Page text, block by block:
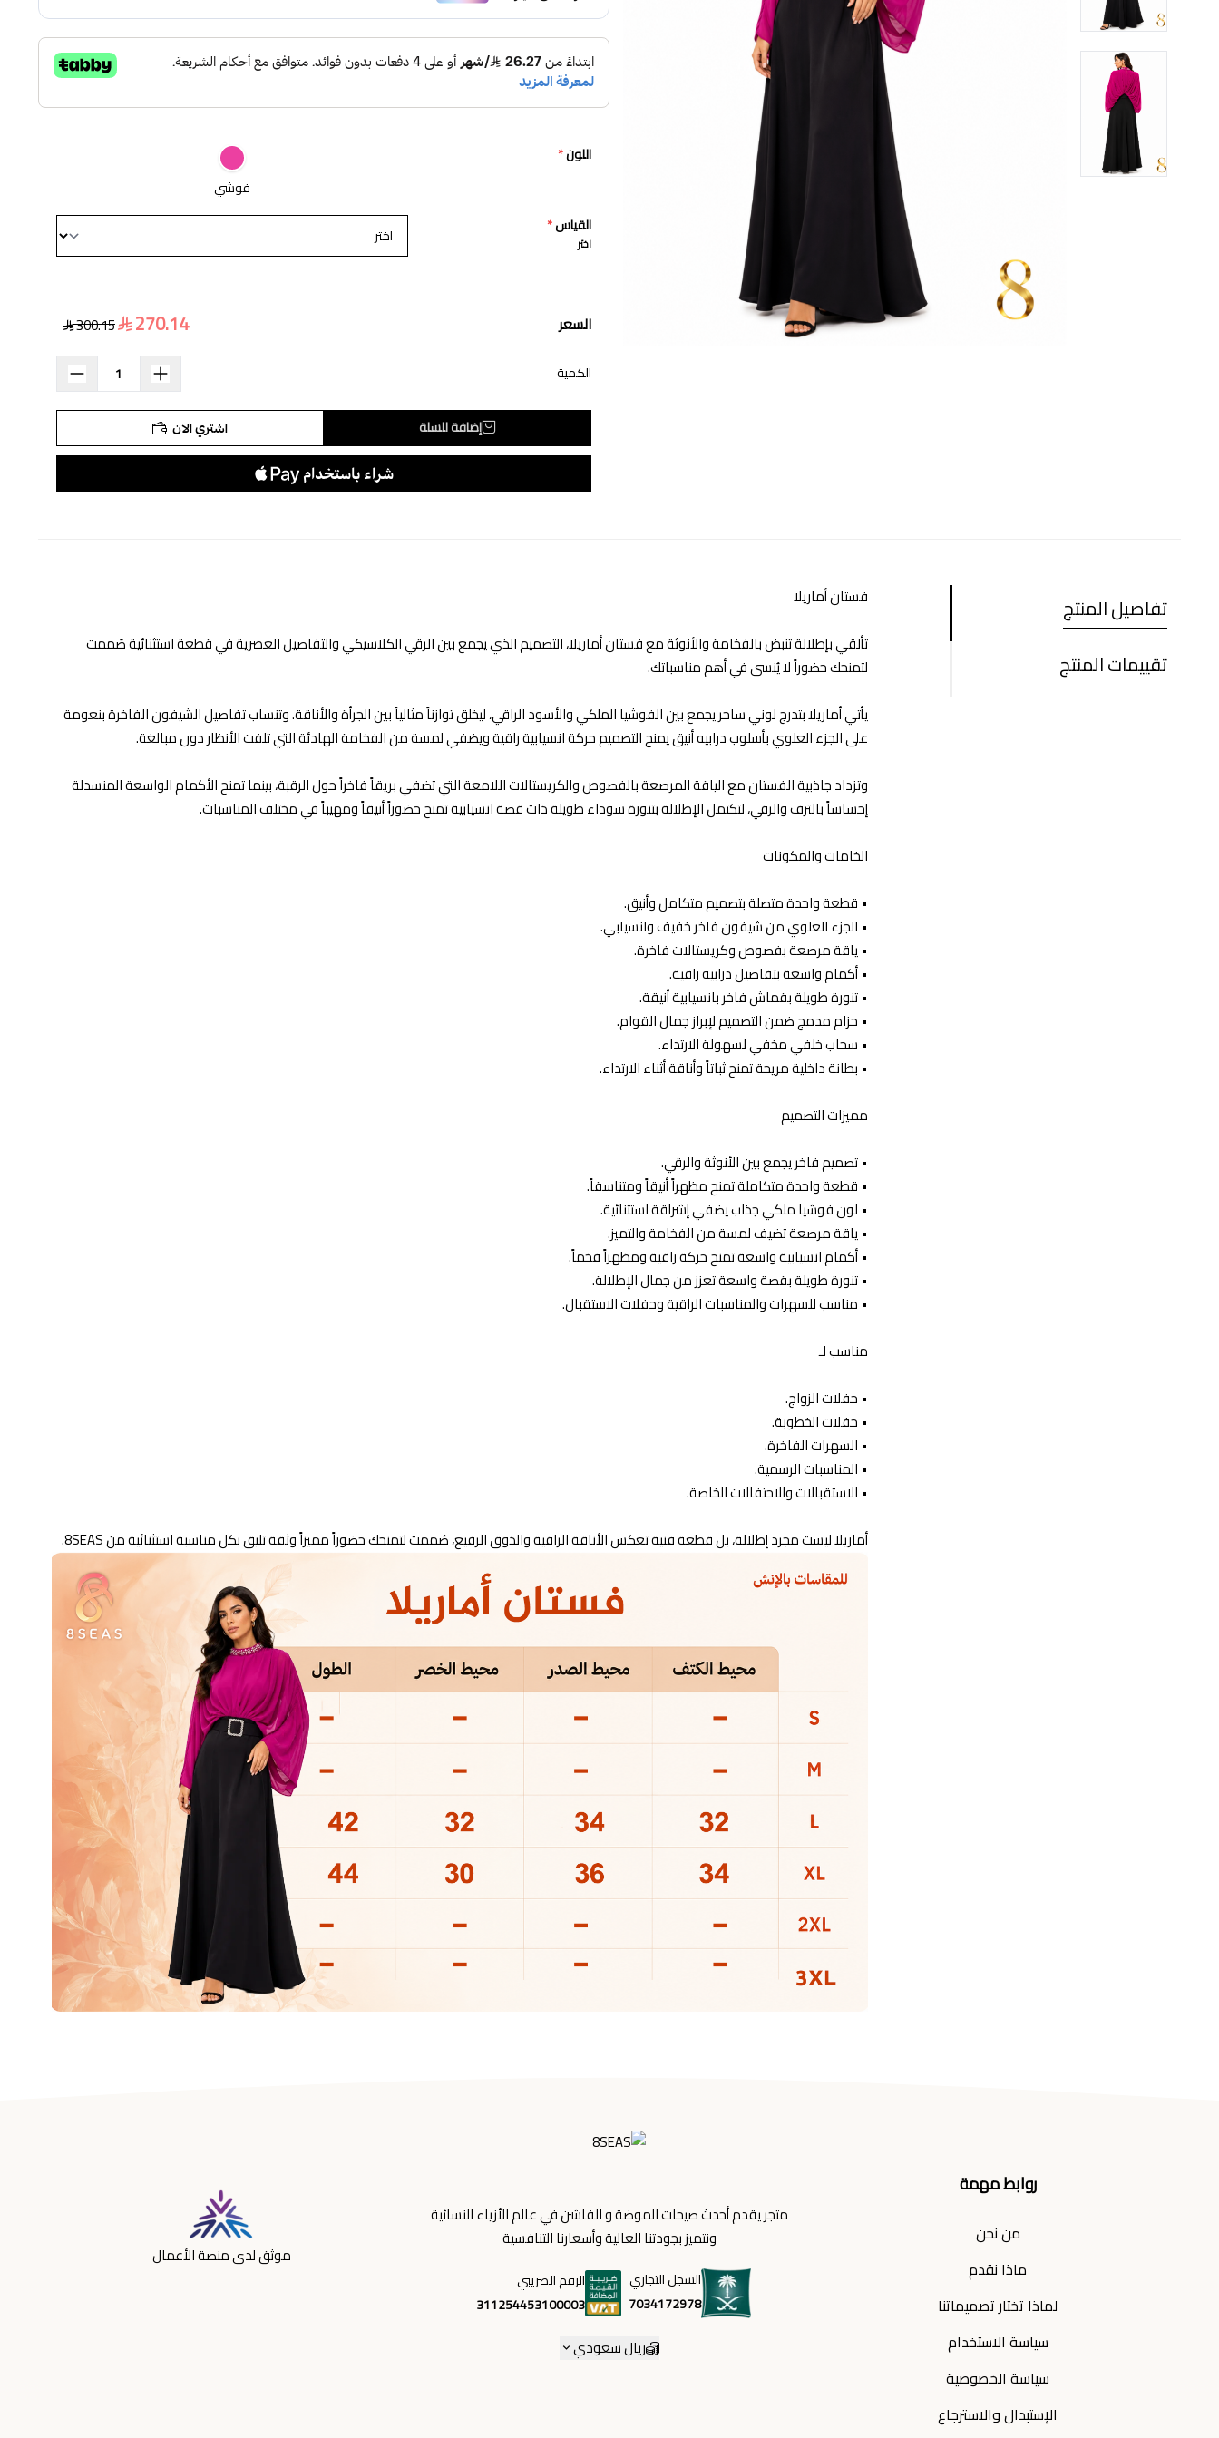
اللون*
فوشي
القياس*
اختر
السعر 270.14
300.15
الكمية
إضافة للسلة اشتري الآن
تفاصيل المنتج
تقييمات المنتج
فستان أماريلا
تألقي بإطلالة تنبض بالفخامة والأنوثة مع فستان أماريلا، التصميم الذي يجمع بين الرقي الكلاسيكي والتفاصيل العصرية في قطعة استثنائية صُممت
لتمنحك حضوراً لا يُنسى في أهم مناسباتك.
يأتي أماريلا بتدرج لوني ساحر يجمع بين الفوشيا الملكي والأسود الراقي، ليخلق توازناً مثالياً بين الجرأة والأناقة. وتنساب تفاصيل الشيفون الفاخرة بنعومة
على الجزء العلوي بأسلوب درابيه أنيق يمنح التصميم حركة انسيابية راقية ويضفي لمسة من الفخامة الهادئة التي تلفت الأنظار دون مبالغة.
وتزداد جاذبية الفستان مع الياقة المرصعة بالفصوص والكريستالات اللامعة التي تضفي بريقاً فاخراً حول الرقبة، بينما تمنح الأكمام الواسعة المنسدلة
إحساساً بالترف والرقي، لتكتمل الإطلالة بتنورة سوداء طويلة ذات قصة انسيابية تمنح حضوراً أنيقاً ومهيباً في مختلف المناسبات.
الخامات والمكونات
•⁠ ⁠قطعة واحدة متصلة بتصميم متكامل وأنيق.
•⁠ ⁠الجزء العلوي من شيفون فاخر خفيف وانسيابي.
•⁠ ⁠ياقة مرصعة بفصوص وكريستالات فاخرة.
•⁠ ⁠أكمام واسعة بتفاصيل درابيه راقية.
•⁠ ⁠تنورة طويلة بقماش فاخر بانسيابية أنيقة.
•⁠ ⁠حزام مدمج ضمن التصميم لإبراز جمال القوام.
•⁠ ⁠سحاب خلفي مخفي لسهولة الارتداء.
•⁠ ⁠بطانة داخلية مريحة تمنح ثباتاً وأناقة أثناء الارتداء.
مميزات التصميم
•⁠ ⁠تصميم فاخر يجمع بين الأنوثة والرقي.
•⁠ ⁠قطعة واحدة متكاملة تمنح مظهراً أنيقاً ومتناسقاً.
•⁠ ⁠لون فوشيا ملكي جذاب يضفي إشراقة استثنائية.
•⁠ ⁠ياقة مرصعة تضيف لمسة من الفخامة والتميز.
•⁠ ⁠أكمام انسيابية واسعة تمنح حركة راقية ومظهراً فخماً.
•⁠ ⁠تنورة طويلة بقصة واسعة تعزز من جمال الإطلالة.
•⁠ ⁠مناسب للسهرات والمناسبات الراقية وحفلات الاستقبال.
مناسب لـ
•⁠ ⁠حفلات الزواج.
•⁠ ⁠حفلات الخطوبة.
•⁠ ⁠السهرات الفاخرة.
•⁠ ⁠المناسبات الرسمية.
•⁠ ⁠الاستقبالات والاحتفالات الخاصة.
أماريلا ليست مجرد إطلالة، بل قطعة فنية تعكس الأناقة الراقية والذوق الرفيع، صُممت لتمنحك حضوراً مميزاً وثقة تليق بكل مناسبة استثنائية من 8SEAS.
روابط مهمة
من نحن
ماذا نقدم
لماذا تختار تصميماتنا
سياسة الاستخدام
سياسة الخصوصية
الإستبدال والاسترجاع
متجر يقدم أحدث صيحات الموضة و الفاشن في عالم الأزياء النسائية
ونتميز بجودتنا العالية وأسعارنا التنافسية
السجل التجاري
7034172978
الرقم الضريبي
311254453100003
ريال سعودي
موثق لدى منصة الأعمال